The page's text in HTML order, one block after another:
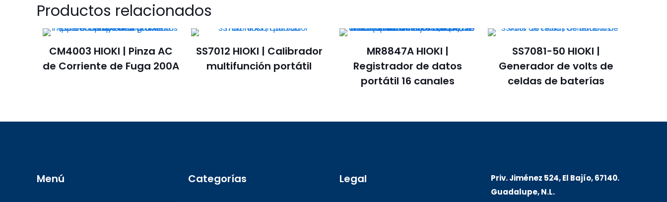
Productos relacionados
CM4003 HIOKI | Pinza AC
de Corriente de Fuga 200A
SS7012 HIOKI | Calibrador
multifunción portátil
MR8847A HIOKI |
Registrador de datos
portátil 16 canales
SS7081-50 HIOKI |
Generador de volts de
celdas de baterías
Menú Categorías Legal
Priv. Jiménez 524, El Bajío, 67140.
Guadalupe, N.L.